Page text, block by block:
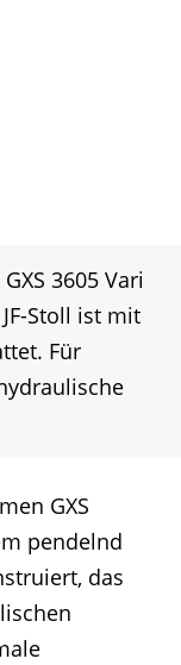
3605 Vari
Stoll ist mit
Für
GXS
pendelnd
das